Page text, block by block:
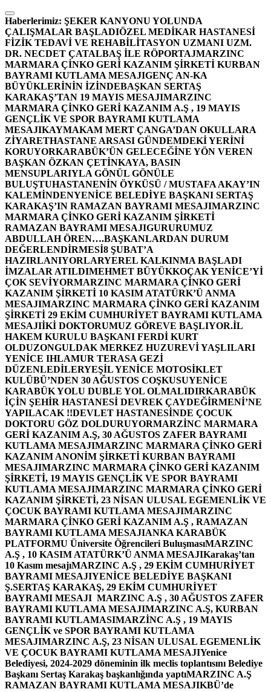
İçeriğe
atla
Haberlerimiz: ŞEKER KANYONU YOLUNDA
ÇALIŞMALAR BAŞLADIÖZEL MEDİKAR HASTANESİ
FİZİK TEDAVİ VE REHABİLİTASYON UZMANI UZM.
DR. NECDET ÇATALBAŞ İLE RÖPORTAJMARZINC
MARMARA ÇİNKO GERİ KAZANIM ŞİRKETİ KURBAN
BAYRAMI KUTLAMA MESAJIGENÇ AN-KA
BÜYÜKLERİNİN İZİNDEBAŞKAN SERTAŞ
KARAKAŞ’TAN 19 MAYIS MESAJIMARZINC
MARMARA ÇİNKO GERİ KAZANIM A.Ş , 19 MAYIS
GENÇLİK VE SPOR BAYRAMI KUTLAMA
MESAJIKAYMAKAM MERT ÇANGA’DAN OKULLARA
ZİYARETHASTANE ARSASI GÜNDEMDEKİ YERİNİ
KORUYORKARABÜK’ÜN GELECEĞİNE YÖN VEREN
BAŞKAN ÖZKAN ÇETİNKAYA, BASIN
MENSUPLARIYLA GÖNÜL GÖNÜLE
BULUŞTUHASTANENİN ÖYKÜSÜ / MUSTAFA AKAY’IN
KALEMİNDENYENİCE BELEDİYE BAŞKANI SERTAŞ
KARAKAŞ’IN RAMAZAN BAYRAMI MESAJIMARZINC
MARMARA ÇİNKO GERİ KAZANIM ŞİRKETİ
RAMAZAN BAYRAMI MESAJIGURURUMUZ
ABDULLAH ÖREN….BAŞKANLARDAN DURUM
DEĞERLENDİRMESİ8 ŞUBAT’A
HAZIRLANIYORLARYEREL KALKINMA BAŞLADI
İMZALAR ATILDIMEHMET BÜYÜKKOÇAK YENİCE’Yİ
ÇOK SEVİYORMARZINC MARMARA ÇİNKO GERİ
KAZANIM ŞİRKETİ 10 KASIM ATATÜRK’Ü ANMA
MESAJIMARZINC MARMARA ÇİNKO GERİ KAZANIM
ŞİRKETİ 29 EKİM CUMHURİYET BAYRAMI KUTLAMA
MESAJIİKİ DOKTORUMUZ GÖREVE BAŞLIYOR.İL
HAKEM KURULU BAŞKANI FERDİ KURT
OLDUZONGULDAK MERKEZ HUZUREVİ YAŞLILARI
YENİCE IHLAMUR TERASA GEZİ
DÜZENLEDİLERYEŞİL YENİCE MOTOSİKLET
KULÜBÜ’NDEN 30 AĞUSTOS COŞKUSUYENİCE
KARABÜK YOLU DUBLE YOL OLMALIDIRKARABÜK
İÇİN ŞEHİR HASTANESİ DEVREK ÇAYDEĞİRMENİ’NE
YAPILACAK !!DEVLET HASTANESİNDE ÇOCUK
DOKTORU GÖZ DOLDURUYORMARZİNC MARMARA
GERİ KAZANIM A.Ş, 30 AĞUSTOS ZAFER BAYRAMI
KUTLAMA MESAJIMARZINC MARMARA ÇİNKO GERİ
KAZANIM ANONİM ŞİRKETİ KURBAN BAYRAMI
MESAJIMARZINC MARMARA ÇİNKO GERİ KAZANIM
ŞİRKETİ, 19 MAYIS GENÇLİK VE SPOR BAYRAMI
KUTLAMA MESAJIMARZINC MARMARA ÇİNKO GERİ
KAZANIM ŞİRKETİ, 23 NİSAN ULUSAL EGEMENLİK VE
ÇOCUK BAYRAMI KUTLAMA MESAJIMARZINC
MARMARA ÇİNKO GERİ KAZANIM A.Ş , RAMAZAN
BAYRAMI KUTLAMA MESAJIANKA KARABÜK
PLATFORMU Üniversite Öğrencileri BuluşmasıMARZINC
A.Ş , 10 KASIM ATATÜRK’Ü ANMA MESAJIKarakaş’tan
10 Kasım mesajıMARZINC A.Ş , 29 EKİM CUMHURİYET
BAYRAMI MESAJIYENİCE BELEDİYE BAŞKANI
Ş.SERTAŞ KARAKAŞ, 29 EKİM CUMHURİYET
BAYRAMI MESAJI MARZINC A.Ş , 30 AĞUSTOS ZAFER
BAYRAMI KUTLAMA MESAJIMARZINC A.Ş, KURBAN
BAYRAMI KUTLAMASIMARZİNC A.Ş , 19 MAYIS
GENÇLİK ve SPOR BAYRAMI KUTLAMA
MESAJIMARZINC A.Ş, 23 NİSAN ULUSAL EGEMENLİK
VE ÇOCUK BAYRAMI KUTLAMA MESAJIYenice
Belediyesi, 2024-2029 döneminin ilk meclis toplantısını Belediye
Başkanı Sertaş Karakaş başkanlığında yaptıMARZINC A.Ş
RAMAZAN BAYRAMI KUTLAMA MESAJIKBÜ’de